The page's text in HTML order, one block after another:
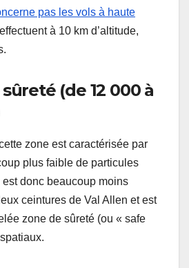
pas les vols à haute
à 10 km d’altitude,
(de 12 000 à
zone est caractérisée par
plus faible de particules
donc beaucoup moins
ceintures de Val Allen et est
zone de sûreté (ou « safe